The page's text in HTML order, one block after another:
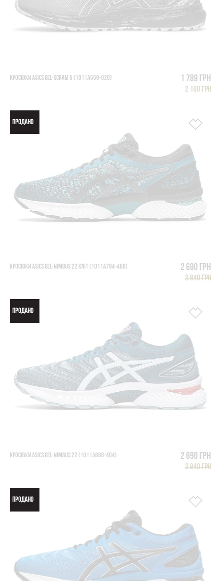
КРОСІВКИ ASICS GEL-SCRAM 5 (1011A559-020) 1 789 грн
2 100 грн
ПРОДАНО
КРОСІВКИ ASICS GEL-NIMBUS 22 KNIT (1011A794-400) 2 690 грн
3 840 грн
ПРОДАНО
КРОСІВКИ ASICS GEL-NIMBUS 22 (1011A680-404) 2 690 грн
3 840 грн
ПРОДАНО